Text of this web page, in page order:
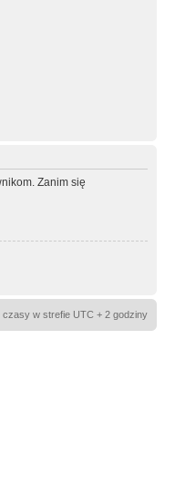
Zanim się
czasy w strefie UTC + 2 godziny